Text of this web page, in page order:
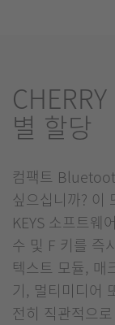
별 할당
컴팩트
싶으십니까? 이
KEYS 소프트웨
수 및 F 키를 즉
텍스트 모듈, 매
기, 멀티미디어
전히 직관적으